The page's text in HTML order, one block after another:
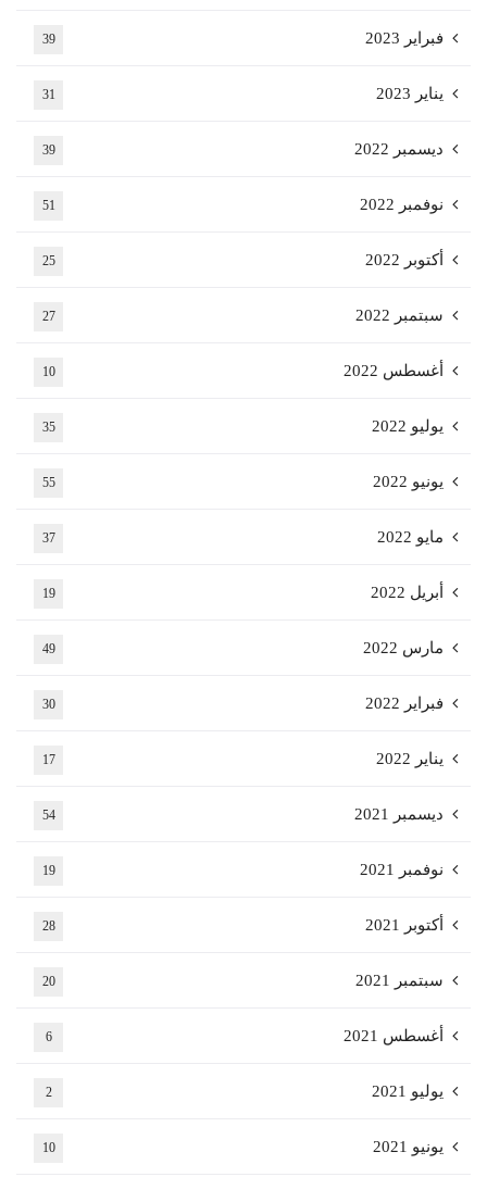
فبراير 2023 39
يناير 2023 31
ديسمبر 2022 39
نوفمبر 2022 51
أكتوبر 2022 25
سبتمبر 2022 27
أغسطس 2022 10
يوليو 2022 35
يونيو 2022 55
مايو 2022 37
أبريل 2022 19
مارس 2022 49
فبراير 2022 30
يناير 2022 17
ديسمبر 2021 54
نوفمبر 2021 19
أكتوبر 2021 28
سبتمبر 2021 20
أغسطس 2021 6
يوليو 2021 2
يونيو 2021 10